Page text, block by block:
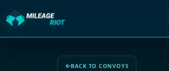
BACK TO CONVOYS